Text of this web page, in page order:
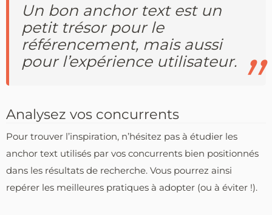
Un bon anchor text est un
petit trésor pour le
référencement, mais aussi
pour l’expérience utilisateur.
Analysez vos concurrents
Pour trouver l’inspiration, n’hésitez pas à étudier les
anchor text utilisés par vos concurrents bien positionnés
dans les résultats de recherche. Vous pourrez ainsi
repérer les meilleures pratiques à adopter (ou à éviter !).